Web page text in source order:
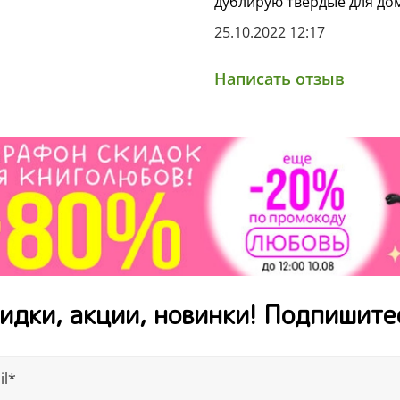
Его иллюстрации
миллионными
25.10.2022 12:17
Написать отзыв
акции, новинки!